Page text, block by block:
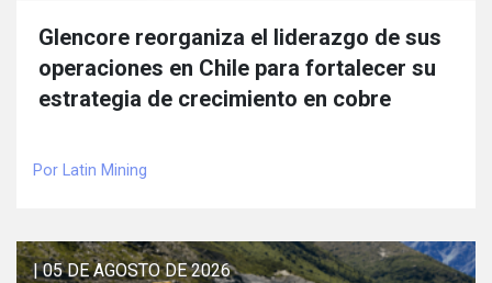
Glencore reorganiza el liderazgo de sus
operaciones en Chile para fortalecer su
estrategia de crecimiento en cobre
Por Latin Mining
| 05 DE AGOSTO DE 2026